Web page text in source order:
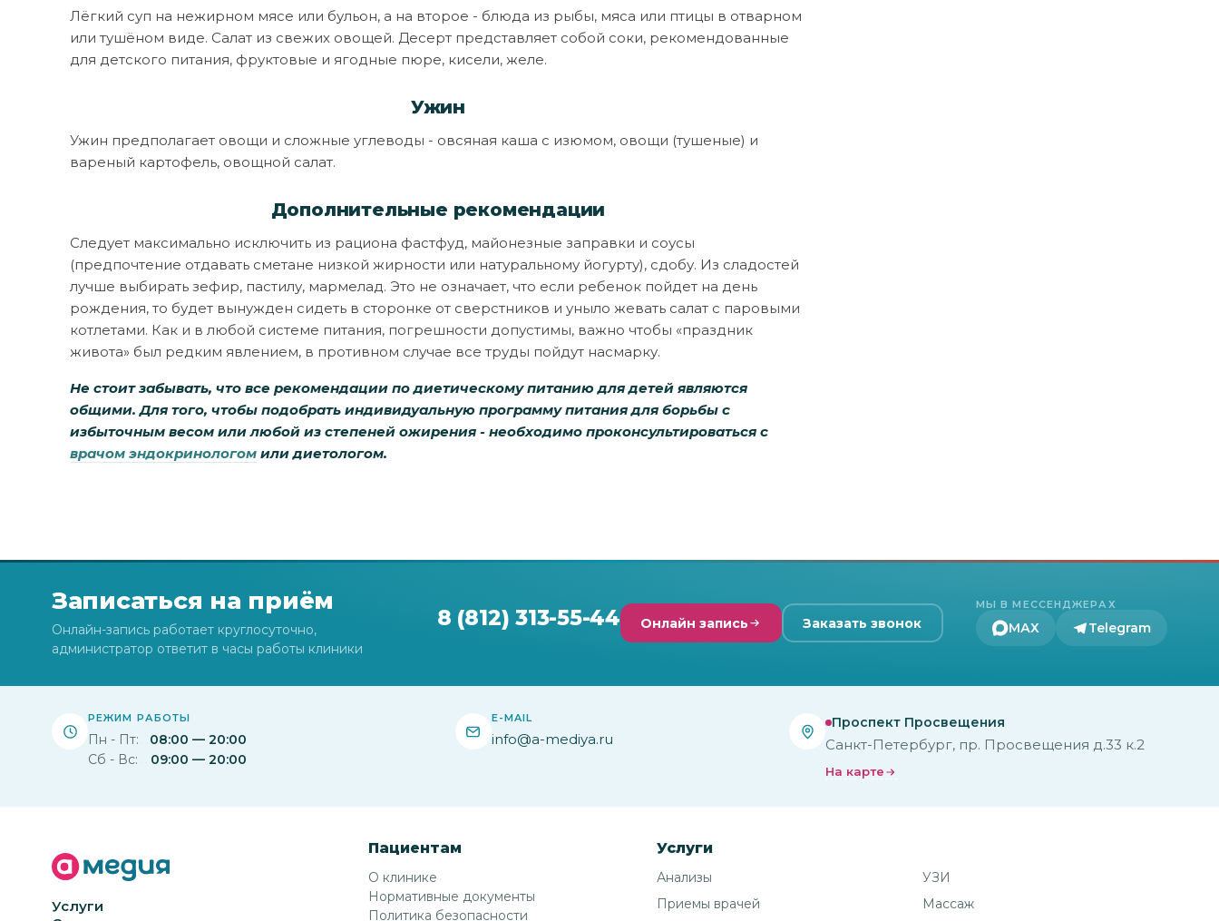
Лёгкий суп на нежирном мясе или бульон, а на второе - блюда из рыбы, мяса или птицы в отварном
или тушёном виде. Салат из свежих овощей. Десерт представляет собой соки, рекомендованные
для детского питания, фруктовые и ягодные пюре, кисели, желе.
Ужин
Ужин предполагает овощи и сложные углеводы - овсяная каша с изюмом, овощи (тушеные) и
вареный картофель, овощной салат.
Дополнительные рекомендации
Следует максимально исключить из рациона фастфуд, майонезные заправки и соусы
(предпочтение отдавать сметане низкой жирности или натуральному йогурту), сдобу. Из сладостей
лучше выбирать зефир, пастилу, мармелад. Это не означает, что если ребенок пойдет на день
рождения, то будет вынужден сидеть в сторонке от сверстников и уныло жевать салат с паровыми
котлетами. Как и в любой системе питания, погрешности допустимы, важно чтобы «праздник
живота» был редким явлением, в противном случае все труды пойдут насмарку.
Не стоит забывать, что все рекомендации по диетическому питанию для детей являются
общими. Для того, чтобы подобрать индивидуальную программу питания для борьбы с
избыточным весом или любой из степеней ожирения - необходимо проконсультироваться с
врачом эндокринологом или диетологом.
Записаться на приём
Онлайн-запись работает круглосуточно,
администратор ответит в часы работы клиники
8 (812) 313-55-44 Онлайн запись Заказать звонок
МЫ В МЕССЕНДЖЕРАХ
МАХ Telegram
РЕЖИМ РАБОТЫ
Пн - Пт:
08:00 — 20:00
Сб - Вс:
09:00 — 20:00
E-MAIL
info@a-mediya.ru
Проспект Просвещения
Санкт-Петербург, пр. Просвещения д.33 к.2
На карте
Услуги
Пациентам
О клинике
Нормативные документы
Политика безопасности
Услуги
Анализы
УЗИ
Приемы врачей
Массаж